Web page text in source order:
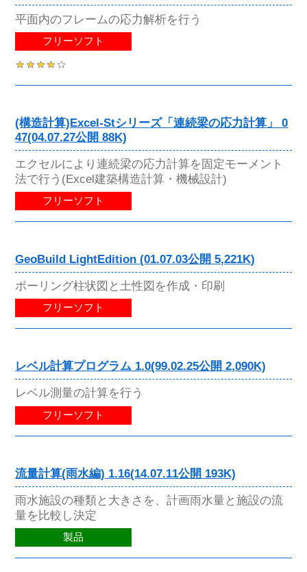
平面内のフレームの応力解析を行う
フリーソフト
(構造計算)Excel-Stシリーズ「連続梁の応力計算」 0
47(04.07.27公開 88K)
エクセルにより連続梁の応力計算を固定モーメント
法で行う(Excel建築構造計算・機械設計)
フリーソフト
GeoBuild LightEdition (01.07.03公開 5,221K)
ボーリング柱状図と土性図を作成・印刷
フリーソフト
レベル計算プログラム 1.0(99.02.25公開 2,090K)
レベル測量の計算を行う
フリーソフト
流量計算(雨水編) 1.16(14.07.11公開 193K)
雨水施設の種類と大きさを、計画雨水量と施設の流
量を比較し決定
製品